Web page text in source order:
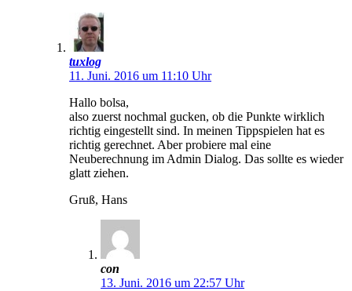
tuxlog
11. Juni. 2016 um 11:10 Uhr
Hallo bolsa,
also zuerst nochmal gucken, ob die Punkte wirklich
richtig eingestellt sind. In meinen Tippspielen hat es
richtig gerechnet. Aber probiere mal eine
Neuberechnung im Admin Dialog. Das sollte es wieder
glatt ziehen.
Gruß, Hans
con
13. Juni. 2016 um 22:57 Uhr